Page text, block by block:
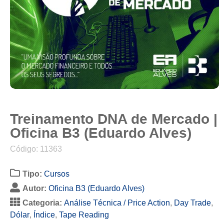
Treinamento DNA de Mercado |
Oficina B3 (Eduardo Alves)
Código: 11363
Tipo: Cursos
Autor: Oficina B3 (Eduardo Alves)
Categoria: Análise Técnica / Price Action, Day Trade,
Dólar, Índice, Tape Reading